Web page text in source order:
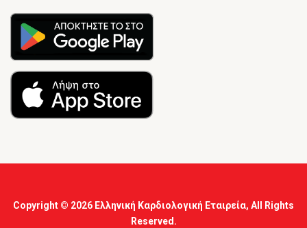
Copyright © 2026 Ελληνική Καρδιολογική Εταιρεία, All Rights
Reserved.